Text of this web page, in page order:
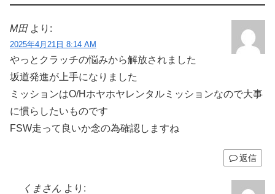
M田 より:
2025年4月21日 8:14 AM
やっとクラッチの悩みから解放されました
坂道発進が上手になりました
ミッションはO/Hホヤホヤレンタルミッションなので大事
に慣らしたいものです
FSW走って良いか念の為確認しますね
返信
くまさん より: